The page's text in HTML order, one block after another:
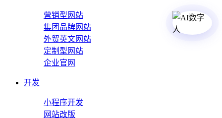
营销型网站
集团品牌网站
外贸英文网站
定制型网站
企业官网
开发
小程序开发
网站改版